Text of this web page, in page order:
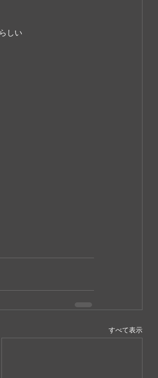
しい
すべて表示